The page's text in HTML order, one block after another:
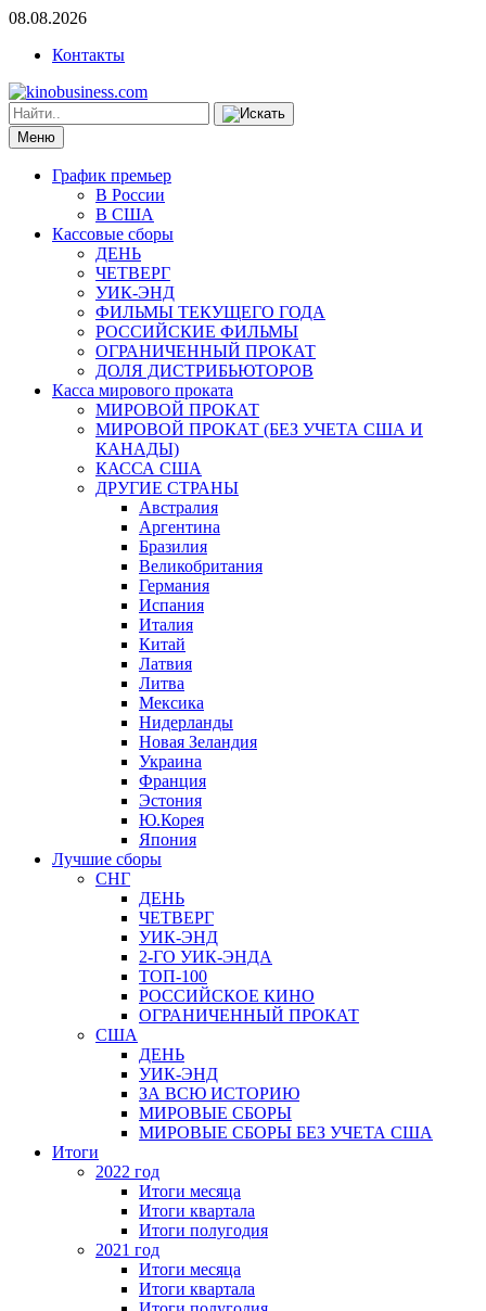
08.08.2026
Контакты
Меню
График премьер
В России
В США
Кассовые сборы
ДЕНЬ
ЧЕТВЕРГ
УИК-ЭНД
ФИЛЬМЫ ТЕКУЩЕГО ГОДА
РОССИЙСКИЕ ФИЛЬМЫ
ОГРАНИЧЕННЫЙ ПРОКАТ
ДОЛЯ ДИСТРИБЬЮТОРОВ
Касса мирового проката
МИРОВОЙ ПРОКАТ
МИРОВОЙ ПРОКАТ (БЕЗ УЧЕТА США И
КАНАДЫ)
КАССА США
ДРУГИЕ СТРАНЫ
Австралия
Аргентина
Бразилия
Великобритания
Германия
Испания
Италия
Китай
Латвия
Литва
Мексика
Нидерланды
Новая Зеландия
Украина
Франция
Эстония
Ю.Корея
Япония
Лучшие сборы
СНГ
ДЕНЬ
ЧЕТВЕРГ
УИК-ЭНД
2-ГО УИК-ЭНДА
ТОП-100
РОССИЙСКОЕ КИНО
ОГРАНИЧЕННЫЙ ПРОКАТ
США
ДЕНЬ
УИК-ЭНД
ЗА ВСЮ ИСТОРИЮ
МИРОВЫЕ СБОРЫ
МИРОВЫЕ СБОРЫ БЕЗ УЧЕТА США
Итоги
2022 год
Итоги месяца
Итоги квартала
Итоги полугодия
2021 год
Итоги месяца
Итоги квартала